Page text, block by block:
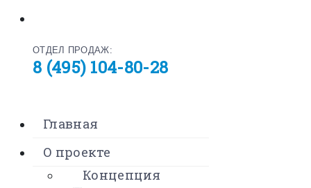
ОТДЕЛ ПРОДАЖ:
8 (495) 104-80-28
Главная
О проекте
Концепция